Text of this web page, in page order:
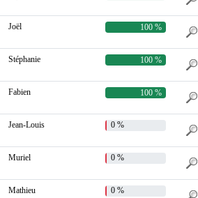
Joël 100 %
Stéphanie 100 %
Fabien 100 %
Jean-Louis 0 %
Muriel 0 %
Mathieu 0 %